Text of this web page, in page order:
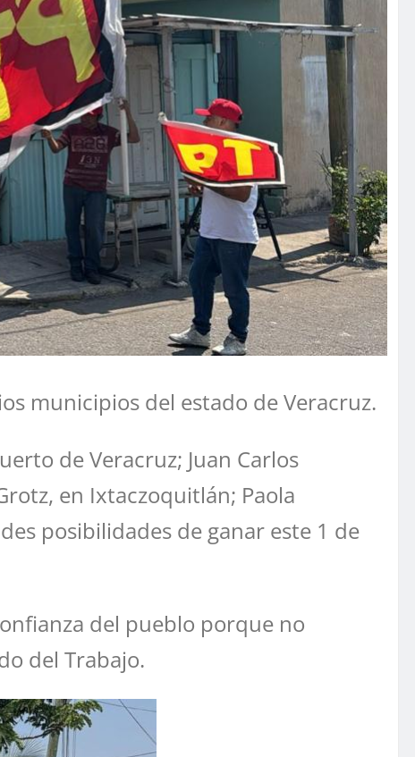
municipios del estado de Veracruz.
de Veracruz; Juan Carlos
en Ixtaczoquitlán; Paola
posibilidades de ganar este 1 de
del pueblo porque no
del Trabajo.